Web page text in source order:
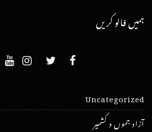
ہمیں فالو کریں
Uncategorized
آزاد جموں و کشمیر